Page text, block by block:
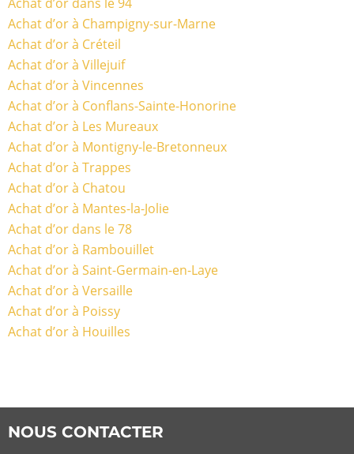
Achat d’or à Champigny-sur-Marne
Achat d’or à Créteil
Achat d’or à Villejuif
Achat d’or à Vincennes
Achat d’or à Conflans-Sainte-Honorine
Achat d’or à Les Mureaux
Achat d’or à Montigny-le-Bretonneux
Achat d’or à Trappes
Achat d’or à Chatou
Achat d’or à Mantes-la-Jolie
Achat d’or dans le 78
Achat d’or à Rambouillet
Achat d’or à Saint-Germain-en-Laye
Achat d’or à Versaille
Achat d’or à Poissy
Achat d’or à Houilles
NOUS CONTACTER